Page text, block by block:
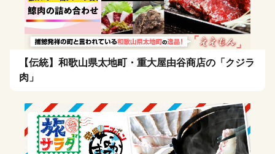
【伝統】和歌山県太地町・重大屋由谷商店の「クジラ
肉」